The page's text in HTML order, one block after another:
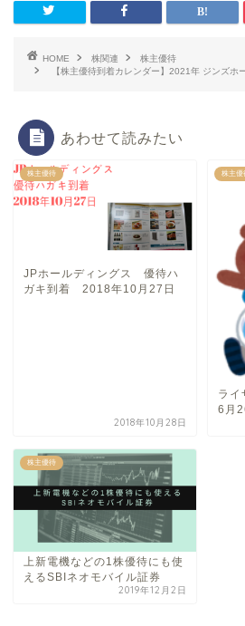
HOME 株関連
株主優待
【株主優待到着カレンダー】2021年 ジンズ
あわせて読みたい
株主優待
JPホールディングス 優待ハ
ガキ到着 2018年10月27日
2018年10月28日
株主優
ラ
6月
株主優待
上新電機などの1株優待にも使
えるSBIネオモバイル証券
2019年12月2日